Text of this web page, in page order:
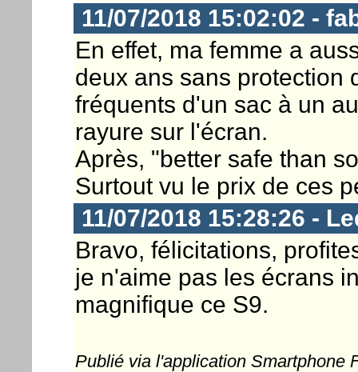
11/07/2018 15:02:02 -
En effet, ma femme a
deux ans sans protection
fréquents d'un sac à un
rayure sur l'écran.
Après, "better safe than
Surtout vu le prix de ces
11/07/2018 15:28:26 -
Bravo, félicitations,
je n'aime pas les écrans
magnifique ce S9.
Publié via l'application Smartphone